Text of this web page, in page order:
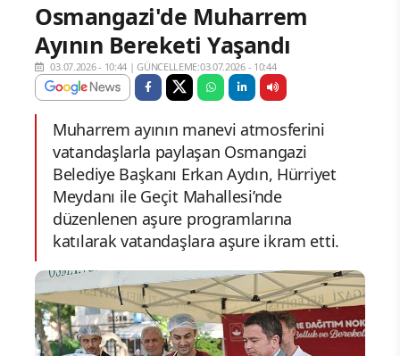
Osmangazi'de Muharrem
Ayının Bereketi Yaşandı
03.07.2026 - 10:44 |GÜNCELLEME:03.07.2026 - 10:44
Muharrem ayının manevi atmosferini
vatandaşlarla paylaşan Osmangazi
Belediye Başkanı Erkan Aydın, Hürriyet
Meydanı ile Geçit Mahallesi’nde
düzenlenen aşure programlarına
katılarak vatandaşlara aşure ikram etti.